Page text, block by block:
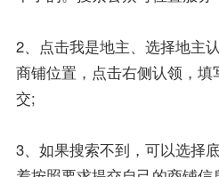
2、点击我是地主、选择地主
商铺位置，点击右侧认领，
交;
3、如果搜索不到，可以选择